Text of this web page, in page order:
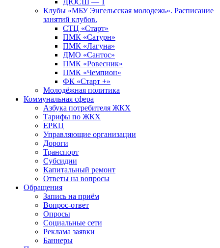
ДЮСШ — 1
Клубы «МБУ Энгельсская молодежь». Расписание
занятий клубов.
СТЦ «Старт»
ПМК «Сатурн»
ПМК «Лагуна»
ДМО «Сантос»
ПМК «Ровесник»
ПМК «Чемпион»
ФК «Старт +»
Молодёжная политика
Коммунальная сфера
Азбука потребителя ЖКХ
Тарифы по ЖКХ
ЕРКЦ
Управляющие организации
Дороги
Транспорт
Субсидии
Капитальный ремонт
Ответы на вопросы
Обращения
Запись на приём
Вопрос-ответ
Опросы
Социальные сети
Реклама заявки
Баннеры